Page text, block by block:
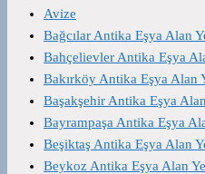
Avize
Bağcılar Antika Eşya Alan
Bahçelievler Antika Eşya
Bakırköy Antika Eşya Alan
Başakşehir Antika Eşya
Bayrampaşa Antika Eşya
Beşiktaş Antika Eşya Alan
Beykoz Antika Eşya Alan